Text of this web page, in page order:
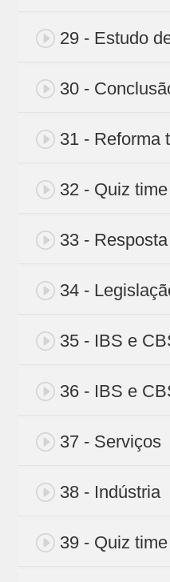
29 - Estudo
30 -
31 - Reforma
32 - Quiz time
33 - Resposta
34 -
35 - IBS e
36 - IBS e
37 - Serviços
38 - Indústria
39 - Quiz time